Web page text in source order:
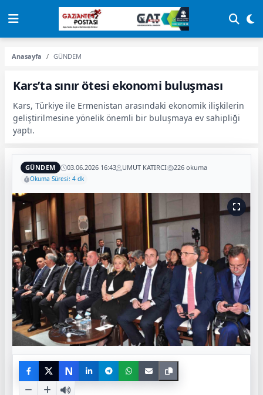
Anasayfa GÜNDEM
Kars’ta sınır ötesi ekonomi buluşması
Kars, Türkiye ile Ermenistan arasındaki ekonomik ilişkilerin
geliştirilmesine yönelik önemli bir buluşmaya ev sahipliği
yaptı.
GÜNDEM 03.06.2026 16:43 UMUT KATIRCI 226 okuma
Okuma Süresi: 4 dk
N